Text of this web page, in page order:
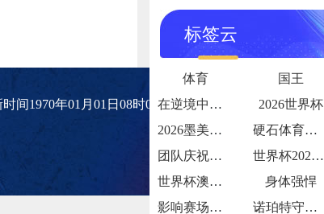
标签云
体育 国王
在逆境中探寻破局之光
2026世界杯
2026墨美加世界杯：48队赛制下种子队
硬石体育场加勒比海季风期的排水系统测试：
团队庆祝氛围拉满
世界杯2026：哪支球队的“战术执行力”
世界杯澳大利亚：亚洲袋鼠
身体强悍
影响赛场表现
诺珀特守护！32 岁荷兰门神世界杯屏障
间1970年01月01日08时00分00秒蜀ICP备14022682号